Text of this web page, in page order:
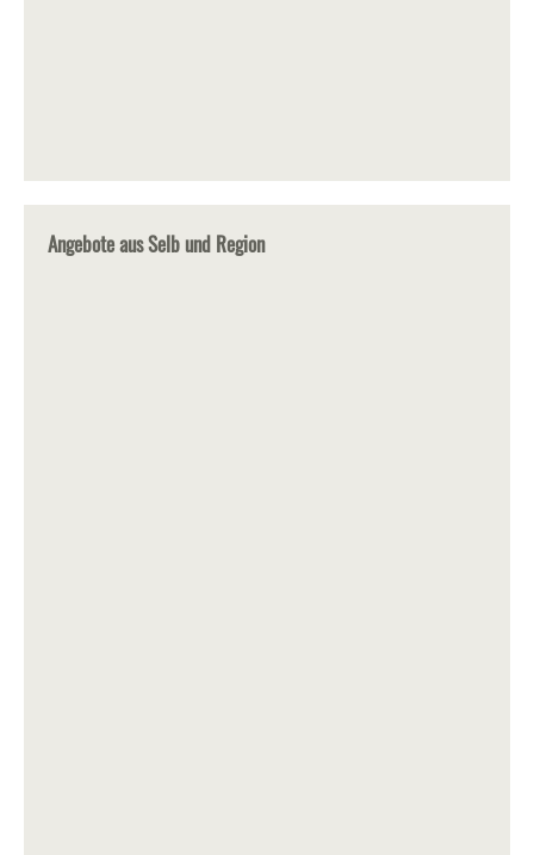
Angebote aus Selb und Region